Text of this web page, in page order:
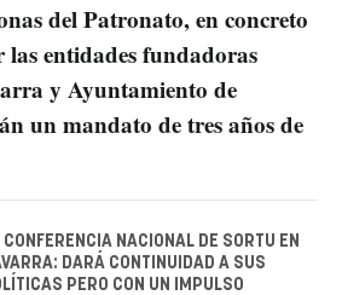
del Patronato, en concreto
las entidades fundadoras
y Ayuntamiento de
un mandato de tres años de
CONFERENCIA NACIONAL DE SORTU EN
DARÁ CONTINUIDAD A SUS
PERO CON UN IMPULSO